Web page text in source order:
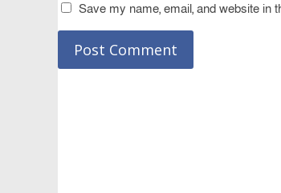
Save my name, email, and website in